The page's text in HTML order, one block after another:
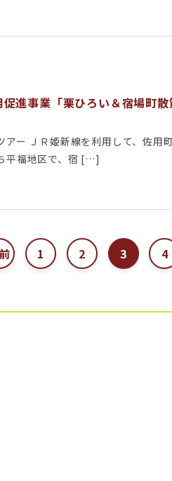
進事業「栗ひろい＆宿場町散
ー ＪＲ姫新線を利用して、佐
平福地区で、宿 […]
投
1 2 3 4